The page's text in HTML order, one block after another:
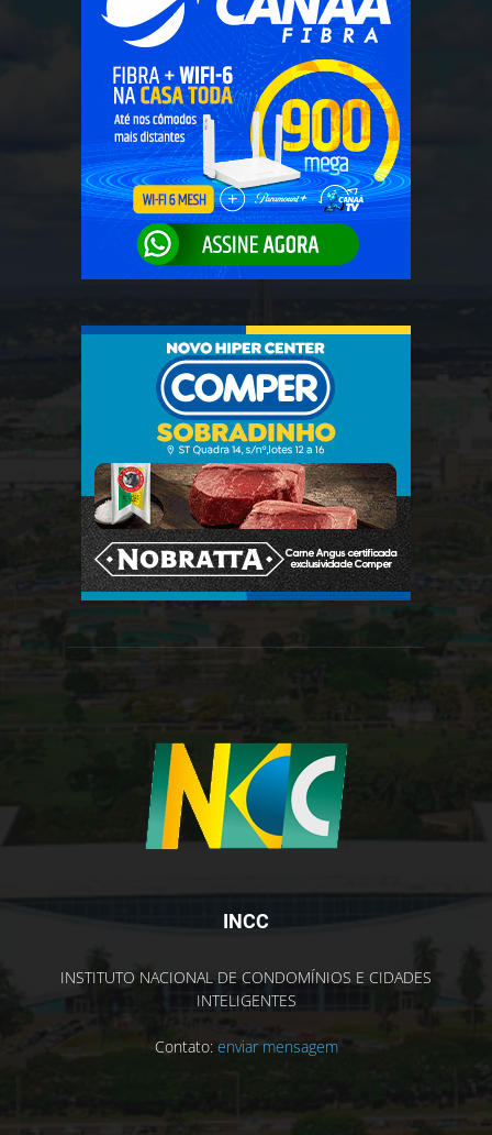
INCC
INSTITUTO NACIONAL DE CONDOMÍNIOS E CIDADES
INTELIGENTES
Contato: enviar mensagem